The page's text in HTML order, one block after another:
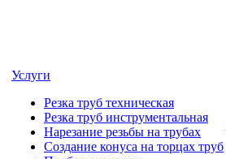
Услуги
Резка труб техническая
Резка труб инструментальная
Нарезание резьбы на трубах
Создание конуса на торцах труб